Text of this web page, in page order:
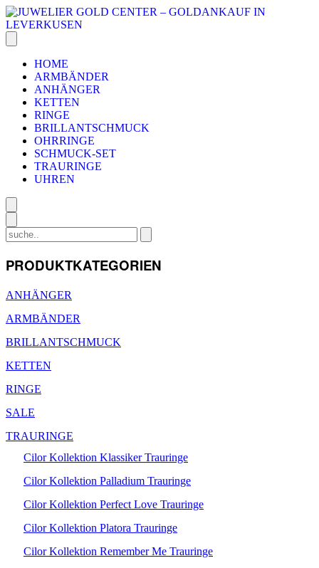
HOME
ARMBÄNDER
ANHÄNGER
KETTEN
RINGE
BRILLANTSCHMUCK
OHRRINGE
SCHMUCK-SET
TRAURINGE
UHREN
PRODUKTKATEGORIEN
ANHÄNGER
ARMBÄNDER
BRILLANTSCHMUCK
KETTEN
RINGE
SALE
TRAURINGE
Cilor Kollektion Klassiker Trauringe
Cilor Kollektion Palladium Trauringe
Cilor Kollektion Perfect Love Trauringe
Cilor Kollektion Platora Trauringe
Cilor Kollektion Remember Me Trauringe